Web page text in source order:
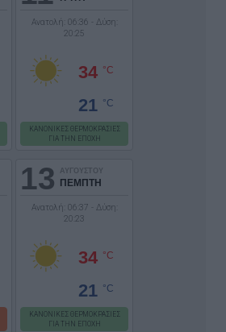
Ανατολή: 06:36 - Δύση:
20:25
34 °C
21 °C
ΚΑΝΟΝΙΚΕΣ ΘΕΡΜΟΚΡΑΣΙΕΣ
ΓΙΑ ΤΗΝ ΕΠΟΧΗ
13 ΑΥΓΟΥΣΤΟΥ
ΠΕΜΠΤΗ
Ανατολή: 06:37 - Δύση:
20:23
34 °C
21 °C
ΚΑΝΟΝΙΚΕΣ ΘΕΡΜΟΚΡΑΣΙΕΣ
ΓΙΑ ΤΗΝ ΕΠΟΧΗ